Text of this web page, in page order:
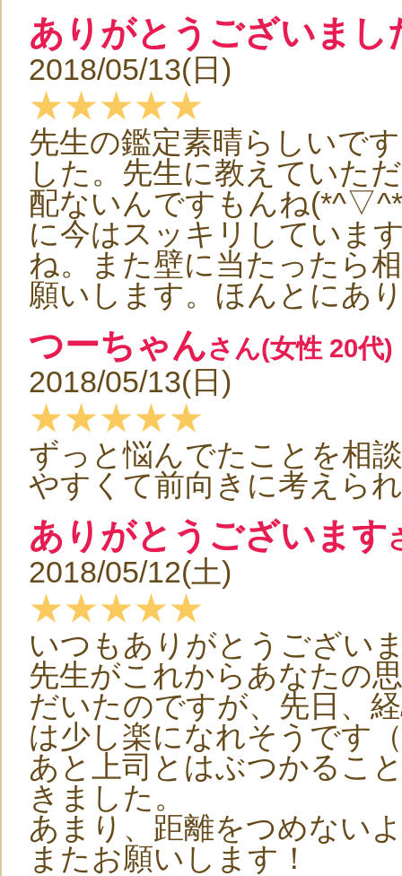
ありがとうございまし
2018/05/13(日)
★★★★★
先生の鑑定素晴らしいで
した。先生に教えていた
配ないんですもんね
に今はスッキリしていま
ね。また壁に当たったら
願いします。ほんとにあ
つーちゃんさん(女性 20代)
2018/05/13(日)
★★★★★
ずっと悩んでたことを相
やすくて前向きに考えら
ありがとうございます
2018/05/12(土)
★★★★★
いつもありがとうござい
先生がこれからあなたの
だいたのですが、先日、
は少し楽になれそうです
あと上司とはぶつかるこ
きました。
あまり、距離をつめない
またお願いします！